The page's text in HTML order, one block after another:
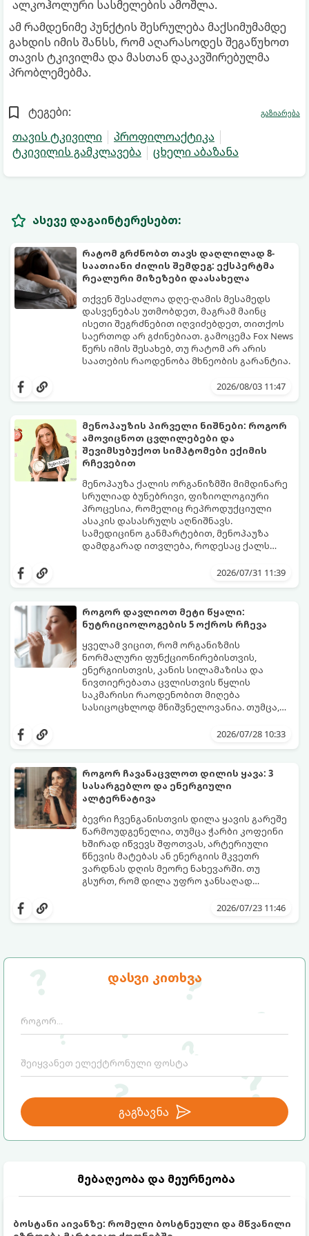
დასვი კითხვა
გაგზავნა
მებაღეობა და მეურნეობა
ბოსტანი აივანზე: რომელი ბოსტნეული და მწვანილი
ალკოჰოლური სასმელების ამოშლა.
ამ რამდენიმე პუნქტის შესრულება მაქსიმუმამდე
გახდის იმის შანსს, რომ აღარასოდეს შეგაწუხოთ
თავის ტკივილმა და მასთან დაკავშირებულმა
პრობლემებმა.
ტეგები:
თავის ტკივილი
პროფილოაქტიკა
ტკივილის გამკლავება
ცხელი აბაზანა
გაზიარება
ასევე დაგაინტერესებთ:
რატომ გრძნობთ თავს დაღლილად 8-
საათიანი ძილის შემდეგ: ექსპერტმა
რეალური მიზეზები დაასახელა
თქვენ შესაძლოა დღე-ღამის მესამედს
დასვენებას უთმობდეთ, მაგრამ მაინც
ისეთი შეგრძნებით იღვიძებდეთ, თითქოს
საერთოდ არ გძინებიათ. გამოცემა Fox News
წერს იმის შესახებ, თუ რატომ არ არის
საათების რაოდენობა მხნეობის გარანტია.
2026/08/03 11:47
მენოპაუზის პირველი ნიშნები: როგორ
ამოვიცნოთ ცვლილებები და
შევიმსუბუქოთ სიმპტომები ექიმის
რჩევებით
მენოპაუზა ქალის ორგანიზმში მიმდინარე
სრულიად ბუნებრივი, ფიზიოლოგიური
პროცესია, რომელიც რეპროდუქციული
ასაკის დასასრულს აღნიშნავს.
სამედიცინო განმარტებით, მენოპაუზა
დამდგარად ითვლება, როდესაც ქალს
ცვლილებები ამ მომენტამდე ბევრად ადრე
საშუალოდ 40-დან 50 წლამდე ასაკში იწყება
და შესაძლოა 4-დან 8 წლამდე
გაგრძელდეს).
იმისათვის, რომ ეს პერიოდი შფოთვის
გარეშე გაიაროთ, მნიშვნელოვანია
იცოდეთ, რა სიგნალებს გზავნის ორგანიზმი
და როგორ შეიმსუბუქოთ მდგომარეობა
მეან-გინეკოლოგებისა და
ნუტრიციოლოგების რეკომენდაციებით.
2026/07/31 11:39
როგორ დავლიოთ მეტი წყალი:
ნუტრიციოლოგების 5 ოქროს რჩევა
ყველამ ვიცით, რომ ორგანიზმის
ნორმალური ფუნქციონირებისთვის,
ენერგიისთვის, კანის სილამაზისა და
ნივთიერებათა ცვლისთვის წყლის
საკმარისი რაოდენობით მიღება
სასიცოცხლოდ მნიშვნელოვანია. თუმცა,
უბრალოდ ჩვევის არქონის გამო, დღის
გამოწვევად რჩება.
დალევა ან მისი გემო მოსაწყენი
დაგეხმარებათ, წყლის სმა
ყოველდღიურ, სასიამოვნო ჩვევად
აქციოთ.
2026/07/28 10:33
როგორ ჩავანაცვლოთ დილის ყავა: 3
სასარგებლო და ენერგიული
ალტერნატივა
ბევრი ჩვენგანისთვის დილა ყავის გარეშე
წარმოუდგენელია, თუმცა ჭარბი კოფეინი
ხშირად იწვევს შფოთვას, არტერიული
წნევის მატებას ან ენერგიის მკვეთრ
ვარდნას დღის მეორე ნახევარში. თუ
გსურთ, რომ დილა უფრო ჯანსაღად
შეინარჩუნოთ, ექსპერტები ყავის სამ
თქვენთვის სასურველი სასმელი:2026/07/23 11:46